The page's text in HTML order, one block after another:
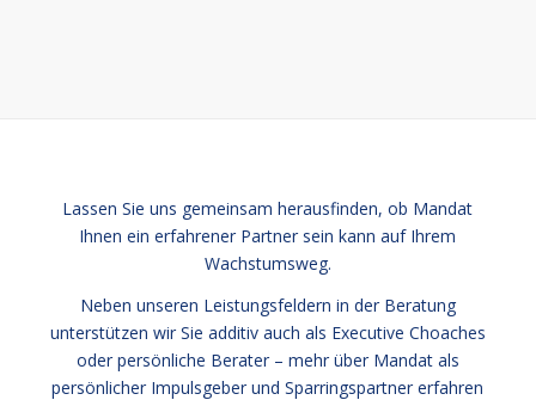
Lassen Sie uns gemeinsam herausfinden, ob Mandat
Ihnen ein erfahrener Partner sein kann auf Ihrem
Wachstumsweg.
Neben unseren Leistungsfeldern in der Beratung
unterstützen wir Sie additiv auch als Executive Choaches
oder persönliche Berater – mehr über Mandat als
persönlicher Impulsgeber und Sparringspartner erfahren